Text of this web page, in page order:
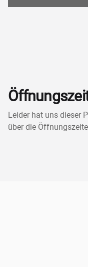
Leider hat uns dieser
über die